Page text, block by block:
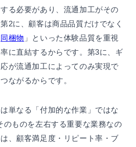
る必要があり、流通加工がその
2に、顧客は商品品質だけでなく
同梱物 」といった体験品質を重視
に直結するからです。第3に、ギ
が流通加工によってのみ実現で
ながるからです。
単なる「付加的な作業」ではな
のものを左右する重要な業務なの
、顧客満足度・リピート率・ブ